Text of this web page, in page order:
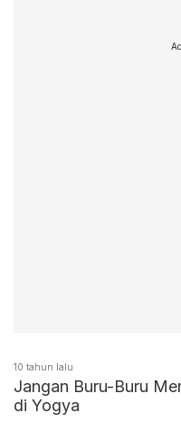
10 tahun lalu
Jangan Buru-Buru
di Yogya